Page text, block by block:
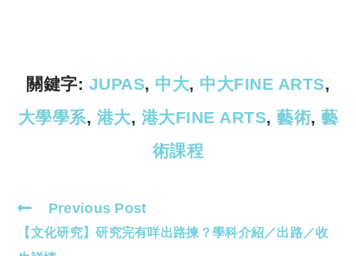
k
p
關鍵字: JUPAS, 中大, 中大FINE ARTS,
大學學系, 港大, 港大FINE ARTS, 藝術, 藝
術課程
Read
more
Previous Post
【文化研究】研究完有咩出路揀？學科介紹／出路／收